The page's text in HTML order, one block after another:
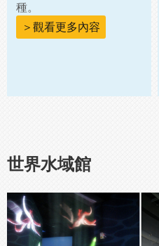
種。
＞觀看更多內容
世界水域館